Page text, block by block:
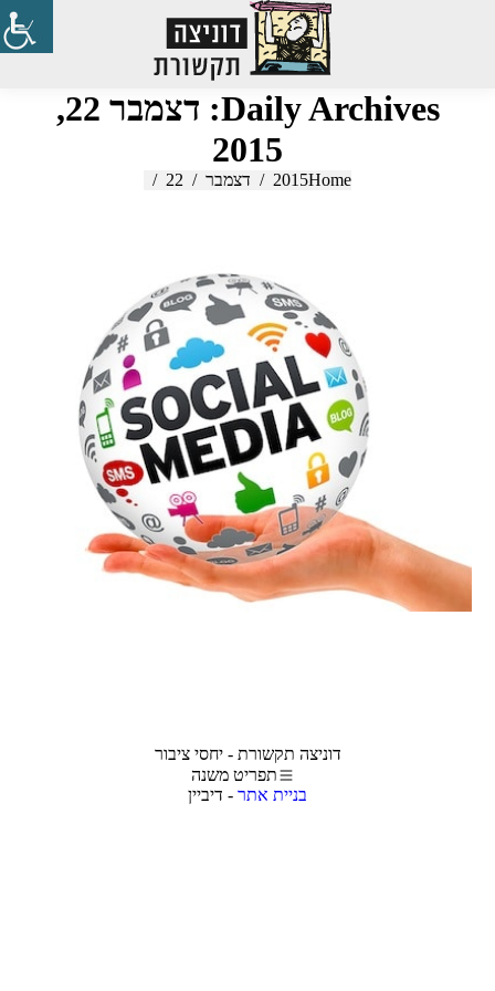
Search:
Daily Archives:
דצמבר 22,
2015
You are here:
Home
2015 דצמבר 22
דוניצה תקשורת - יחסי ציבור
תפריט משנה
בניית אתר - דיביין